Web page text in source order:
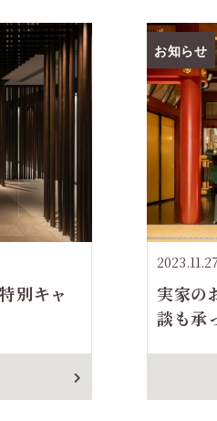
別キャ
お知らせ
2023.11.27
実家の
談も承